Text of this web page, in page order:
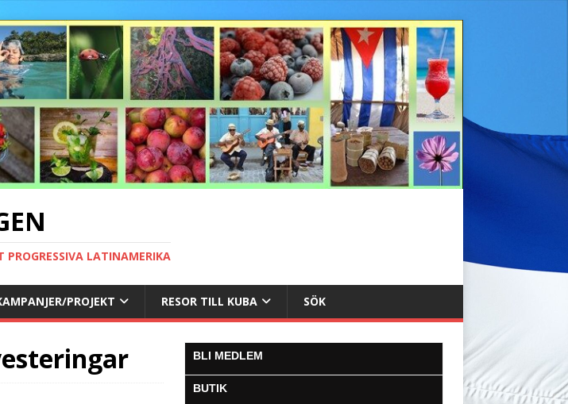
PROGRESSIVA LATINAMERIKA
PROJEKT RESOR TILL KUBA SÖK
BLI MEDLEM
BUTIK